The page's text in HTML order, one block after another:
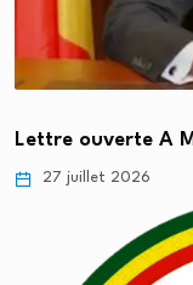
Lettre ouverte A
27 juillet 2026